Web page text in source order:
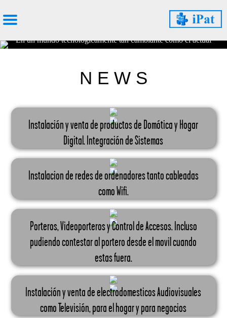
En un mundo tecnológicamente tan cambiante como el actual
N E W S
Instalación y venta de productos de Domótica y Hogar
Digital. Integración de Sistemas
Instalacion de redes de ordenadores tanto cableadas
como Wifi.
Porteros, Videoporteros y Control de Accesos. Incluso
pudiendo contestar al portero desde el movil cuando
estas fuera.
Instalación y venta de electrodomesticos Audiovisuales
como Televisión, para el hogar y para negocios